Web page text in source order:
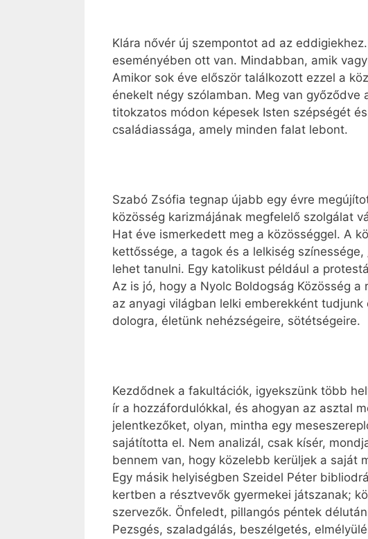
Klára nővér új szempontot ad az
eseményében ott van. Mindabban, amik
Amikor sok éve először találkozott ezzel a
énekelt négy szólamban. Meg van
titokzatos módon képesek Isten szépségét
családiassága, amely minden falat lebont.
Szabó Zsófia tegnap újabb egy évre
közösség karizmájának megfelelő szolgálat
Hat éve ismerkedett meg a közösséggel. A
kettőssége, a tagok és a lelkiség
lehet tanulni. Egy katolikust például a
Az is jó, hogy a Nyolc Boldogság Közösség
az anyagi világban lelki emberekként
dologra, életünk nehézségeire, sötétségeire.
Kezdődnek a fakultációk, igyekszünk több
ír a hozzáfordulókkal, és ahogyan az asztal
jelentkezőket, olyan, mintha egy
sajátította el. Nem analizál, csak kísér,
bennem van, hogy közelebb kerüljek a saját
Egy másik helyiségben Szeidel Péter
kertben a résztvevők gyermekei játszanak;
szervezők. Önfeledt, pillangós péntek
Pezsgés, szaladgálás, beszélgetés,